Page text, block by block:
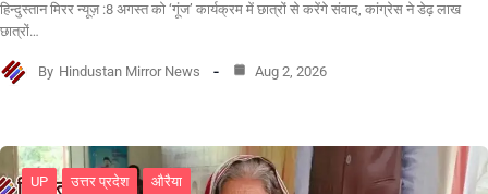
हिन्दुस्तान मिरर न्यूज़ :8 अगस्त को ‘गूंज’ कार्यक्रम में छात्रों से करेंगे संवाद, कांग्रेस ने डेढ़ लाख
छात्रों…
By Hindustan Mirror News Aug 2, 2026
UP उत्तर प्रदेश औरैया